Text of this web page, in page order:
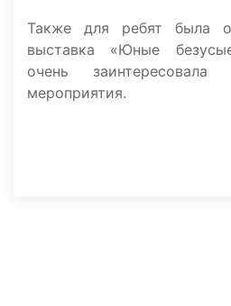
Также для ребят была
выставка «Юные
очень
мероприятия.